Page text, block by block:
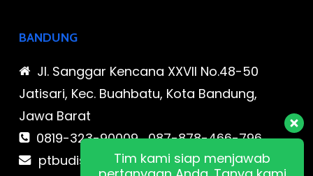
BANDUNG
Jl. Sanggar Kencana XXVII No.48-50
Jatisari, Kec. Buahbatu, Kota Bandung,
Jawa Barat
0819-323-90009 , 087-878-466-796
ptbudispool@gmail.comTim kami siap menjawab